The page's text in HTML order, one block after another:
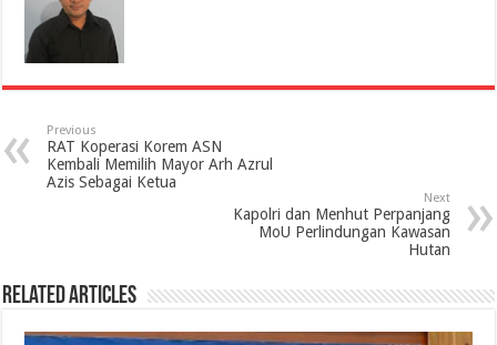
Previous
RAT Koperasi Korem ASN
Kembali Memilih Mayor Arh Azrul
Azis Sebagai Ketua
Next
Kapolri dan Menhut Perpanjang
MoU Perlindungan Kawasan
Hutan
Related Articles